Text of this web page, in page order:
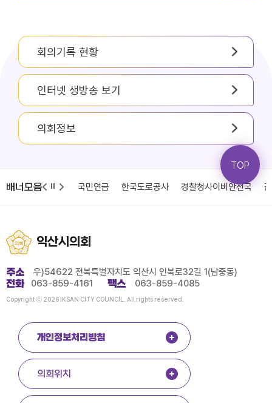
회의기록 현황
인터넷 생방송 보기
의회정보
배너모음
국민건강보험 국민연금 한국도로공사 경찰청사이버안전국
익산시의회
주소 우)54622 전북특별자치도 익산시 인북로32길 1(남중동)
전화 063-859-4161 팩스 063-859-4085
Copyright ⓒ 2026 IKSAN CITY COUNCIL. All rights reserved.
개인정보처리방침
의회위치
TOP